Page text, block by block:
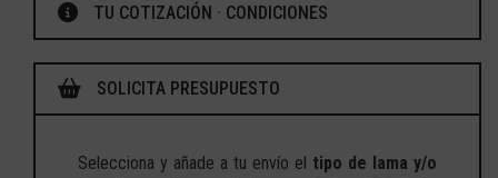
TU COTIZACIÓN · CONDICIONES
SOLICITA PRESUPUESTO
Selecciona y añade a tu envío el tipo de lama y/o